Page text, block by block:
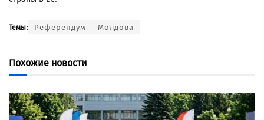
Темы: Референдум Молдова
Похожие новости